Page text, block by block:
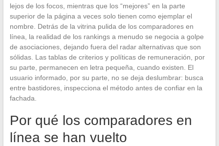
lejos de los focos, mientras que los “mejores” en la parte
superior de la página a veces solo tienen como ejemplar el
nombre. Detrás de la vitrina pulida de los comparadores en
línea, la realidad de los rankings a menudo se negocia a golpe
de asociaciones, dejando fuera del radar alternativas que son
sólidas. Las tablas de criterios y políticas de remuneración, por
su parte, permanecen en letra pequeña, cuando existen. El
usuario informado, por su parte, no se deja deslumbrar: busca
entre bastidores, inspecciona el método antes de confiar en la
fachada.
Por qué los comparadores en
línea se han vuelto